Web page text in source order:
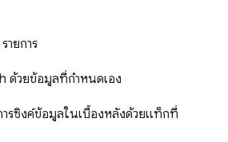
ายการ
ด้วยข้อมูลที่กำหนดเอง
ารซิงค์ข้อมูลในเบื้องหลังด้วยแท็กที่